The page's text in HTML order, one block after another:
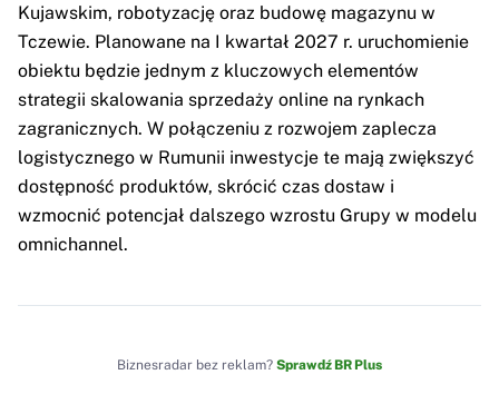
Kujawskim, robotyzację oraz budowę magazynu w
Tczewie. Planowane na I kwartał 2027 r. uruchomienie
obiektu będzie jednym z kluczowych elementów
strategii skalowania sprzedaży online na rynkach
zagranicznych. W połączeniu z rozwojem zaplecza
logistycznego w Rumunii inwestycje te mają zwiększyć
dostępność produktów, skrócić czas dostaw i
wzmocnić potencjał dalszego wzrostu Grupy w modelu
omnichannel.
Biznesradar bez reklam? Sprawdź BR Plus